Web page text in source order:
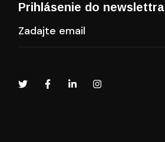
Prihlásenie do newslettra​